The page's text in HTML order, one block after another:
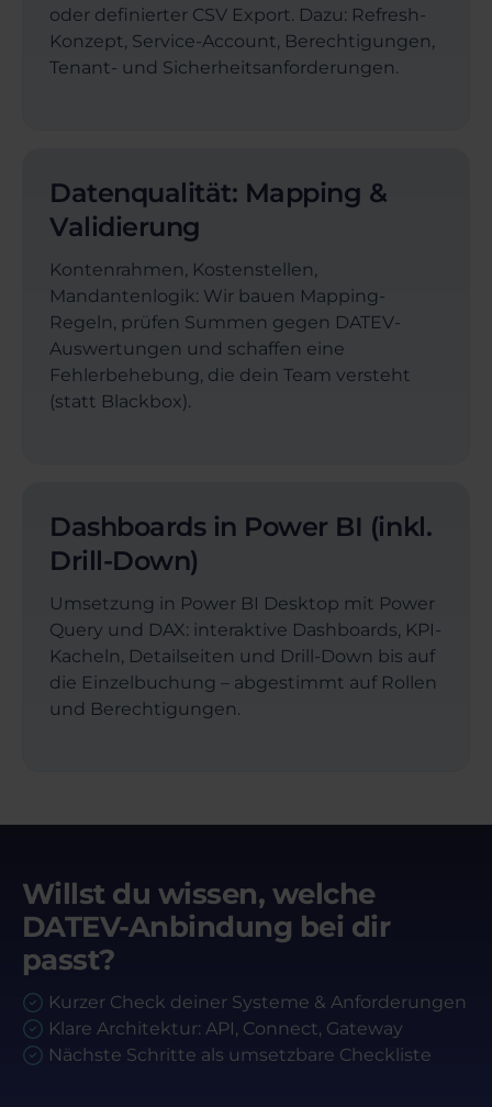
oder definierter CSV Export. Dazu: Refresh-
Konzept, Service-Account, Berechtigungen,
Tenant- und Sicherheitsanforderungen.
Datenqualität: Mapping &
Validierung
Kontenrahmen, Kostenstellen,
Mandantenlogik: Wir bauen Mapping-
Regeln, prüfen Summen gegen DATEV-
Auswertungen und schaffen eine
Fehlerbehebung, die dein Team versteht
(statt Blackbox).
Dashboards in Power BI (inkl.
Drill-Down)
Umsetzung in Power BI Desktop mit Power
Query und DAX: interaktive Dashboards, KPI-
Kacheln, Detailseiten und Drill-Down bis auf
die Einzelbuchung – abgestimmt auf Rollen
und Berechtigungen.
Willst du wissen, welche
DATEV-Anbindung bei dir
passt?
Kurzer Check deiner Systeme & Anforderungen
Klare Architektur: API, Connect, Gateway
Nächste Schritte als umsetzbare Checkliste